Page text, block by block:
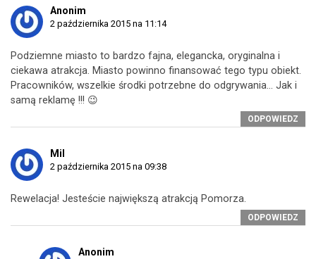
Anonim
2 października 2015 na 11:14
Podziemne miasto to bardzo fajna, elegancka, oryginalna i
ciekawa atrakcja. Miasto powinno finansować tego typu obiekt.
Pracowników, wszelkie środki potrzebne do odgrywania… Jak i
samą reklamę !!! 😉
ODPOWIEDZ
Mil
2 października 2015 na 09:38
Rewelacja! Jesteście największą atrakcją Pomorza.
ODPOWIEDZ
Anonim